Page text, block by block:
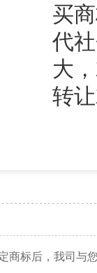
买
代
大
转
商标后，我司与